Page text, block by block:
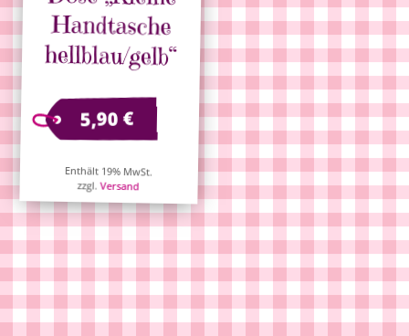
hellblau/gelb“
5,90€
Enthält 19% MwSt.
zzgl.Versand